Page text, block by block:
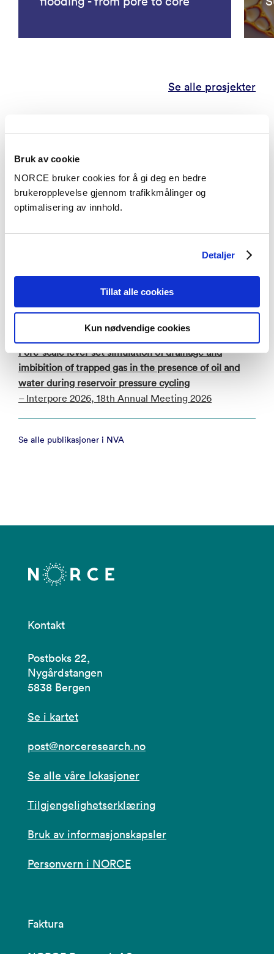
Bruk av cookie
NORCE bruker cookies for å gi deg en bedre
brukeropplevelse gjennom trafikkmålinger og
optimalisering av innhold.
Detaljer
Tillat alle cookies
Kun nødvendige cookies
Se alle prosjekter
Kategorier
Konferanseforedrag
characterized with a discrete-domain model and
Konferanseforedrag
Pore-scale level-set simulation of drainage and
imbibition of trapped gas in the presence of oil and
water during reservoir pressure cycling
– Interpore 2026, 18th Annual Meeting 2026
Se alle publikasjoner i NVA
Kontakt
Postboks 22,
Nygårdstangen
5838 Bergen
Se i kartet
post@norceresearch.no
Se alle våre lokasjoner
Tilgjengelighetserklæring
Bruk av informasjonskapsler
Personvern i NORCE
Faktura